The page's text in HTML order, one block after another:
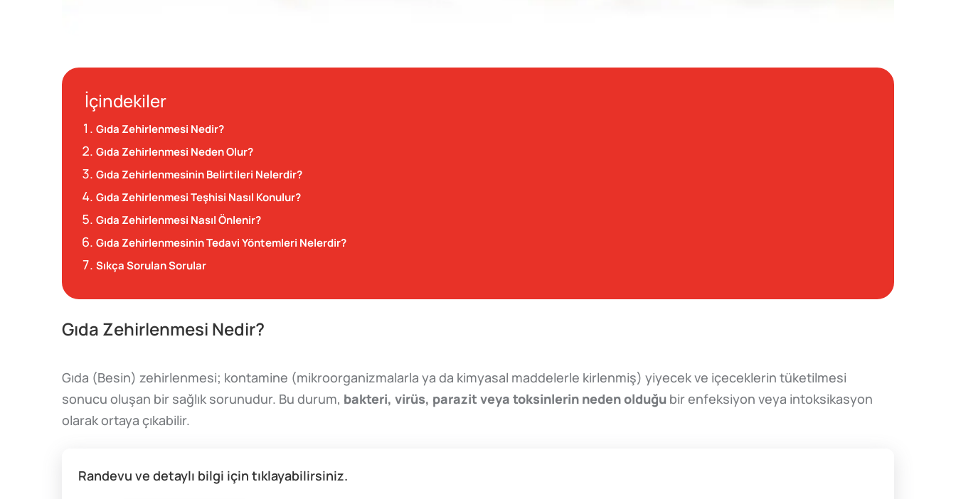
İçindekiler
Gıda Zehirlenmesi Nedir?
Gıda Zehirlenmesi Neden Olur?
Gıda Zehirlenmesinin Belirtileri Nelerdir?
Gıda Zehirlenmesi Teşhisi Nasıl Konulur?
Gıda Zehirlenmesi Nasıl Önlenir?
Gıda Zehirlenmesinin Tedavi Yöntemleri Nelerdir?
Sıkça Sorulan Sorular
Gıda Zehirlenmesi Nedir?
Gıda (Besin) zehirlenmesi; kontamine (mikroorganizmalarla ya da kimyasal maddelerle kirlenmiş) yiyecek ve içeceklerin tüketilmesi
sonucu oluşan bir sağlık sorunudur. Bu durum, bakteri, virüs, parazit veya toksinlerin neden olduğu bir enfeksiyon veya intoksikasyon
olarak ortaya çıkabilir.
Randevu ve detaylı bilgi için tıklayabilirsiniz.